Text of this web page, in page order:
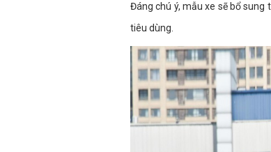
Đáng chú ý, mẫu xe sẽ bổ
tiêu dùng.